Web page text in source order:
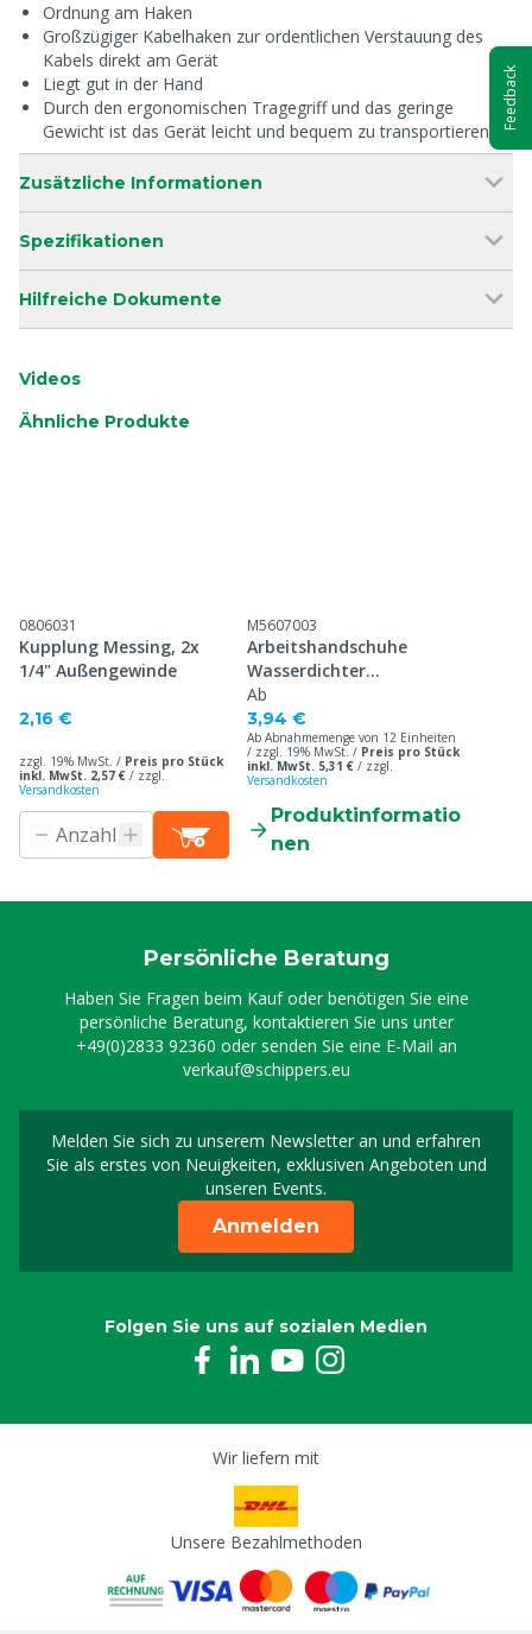
Ordnung am Haken
Großzügiger Kabelhaken zur ordentlichen Verstauung des
Kabels direkt am Gerät
Liegt gut in der Hand
Durch den ergonomischen Tragegriff und das geringe
Gewicht ist das Gerät leicht und bequem zu transportieren
Zusätzliche Informationen
Spezifikationen
Hilfreiche Dokumente
Videos
Ähnliche Produkte
0806031
Kupplung Messing, 2x
1/4" Außengewinde
2,16 €
zzgl. 19% MwSt. / Preis pro Stück
inkl. MwSt. 2,57 € / zzgl.
Versandkosten
M5607003
Arbeitshandschuhe
Wasserdichter
Latexbesch.
Ab
3,94 €
Ab Abnahmemenge von 12 Einheiten
/ zzgl. 19% MwSt. / Preis pro Stück
inkl. MwSt. 5,31 € / zzgl.
Versandkosten
Produktinformatio
nen
Persönliche Beratung
Haben Sie Fragen beim Kauf oder benötigen Sie eine
persönliche Beratung, kontaktieren Sie uns unter
+49(0)2833 92360 oder senden Sie eine E-Mail an
verkauf@schippers.eu
Melden Sie sich zu unserem Newsletter an und erfahren
Sie als erstes von Neuigkeiten, exklusiven Angeboten und
unseren Events.
Melden Sie sich für
Anmelden
Folgen Sie uns auf sozialen Medien
Wir liefern mit
Unsere Bezahlmethoden
Feedback